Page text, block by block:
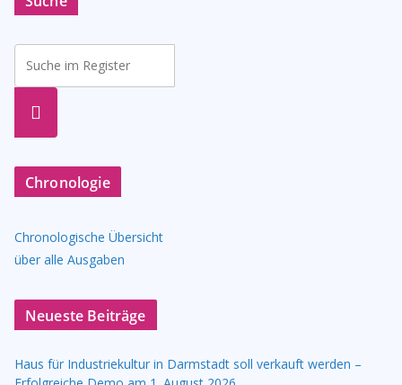
n
Chronologie
Chronologische Übersicht
über alle Ausgaben
Neueste Beiträge
Haus für Industriekultur in Darmstadt soll verkauft werden –